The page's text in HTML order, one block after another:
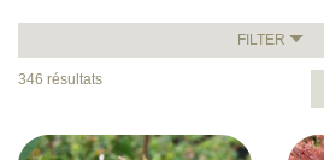
FILTER
346 résultats